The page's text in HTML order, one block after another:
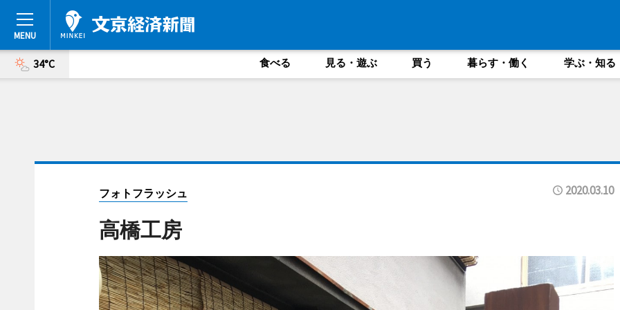
34°C 食べる 見る・遊ぶ 買う 暮らす・働く 学ぶ・知る
フォトフラッシュ 2020.03.10
高橋工房